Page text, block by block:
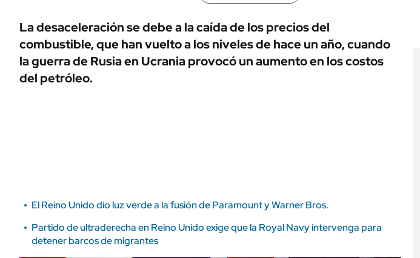
URUGUAY
AUTOS
La desaceleración se debe a la caída de los precios del
combustible, que han vuelto a los niveles de hace un año, cuando
la guerra de Rusia en Ucrania provocó un aumento en los costos
del petróleo.
El Reino Unido dio luz verde a la fusión de Paramount y Warner Bros.
Partido de ultraderecha en Reino Unido exige que la Royal Navy intervenga para
detener barcos de migrantes